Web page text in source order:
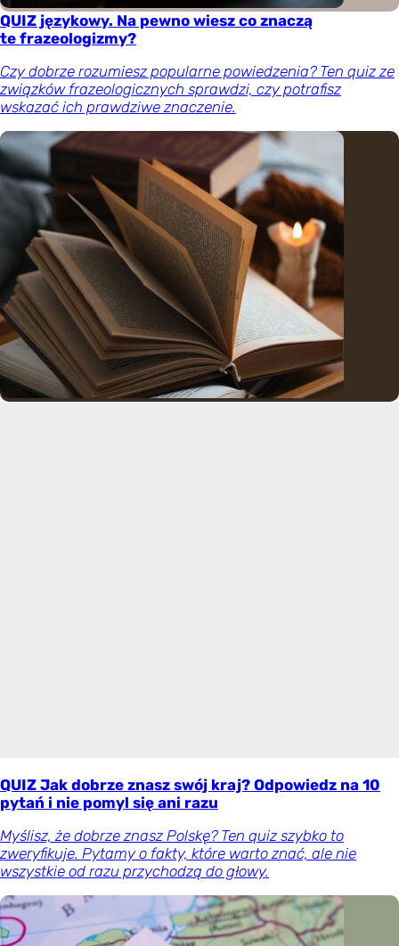
QUIZ językowy. Na pewno wiesz co znaczą
te frazeologizmy?
Czy dobrze rozumiesz popularne powiedzenia? Ten quiz ze
związków frazeologicznych sprawdzi, czy potrafisz
wskazać ich prawdziwe znaczenie.
QUIZ Jak dobrze znasz swój kraj? Odpowiedz na 10
pytań i nie pomyl się ani razu
Myślisz, że dobrze znasz Polskę? Ten quiz szybko to
zweryfikuje. Pytamy o fakty, które warto znać, ale nie
wszystkie od razu przychodzą do głowy.